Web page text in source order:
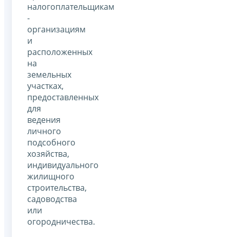
налогоплательщикам
-
организациям
и
расположенных
на
земельных
участках,
предоставленных
для
ведения
личного
подсобного
хозяйства,
индивидуального
жилищного
строительства,
садоводства
или
огородничества.